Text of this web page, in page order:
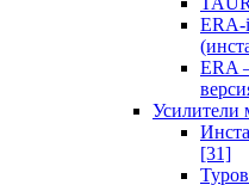
ERA
Усилители
[31]